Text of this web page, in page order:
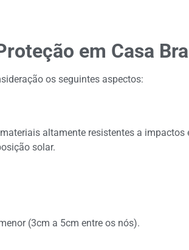
em Casa
os seguintes aspectos:
altamente resistentes a
solar.
(3cm a 5cm entre os nós).